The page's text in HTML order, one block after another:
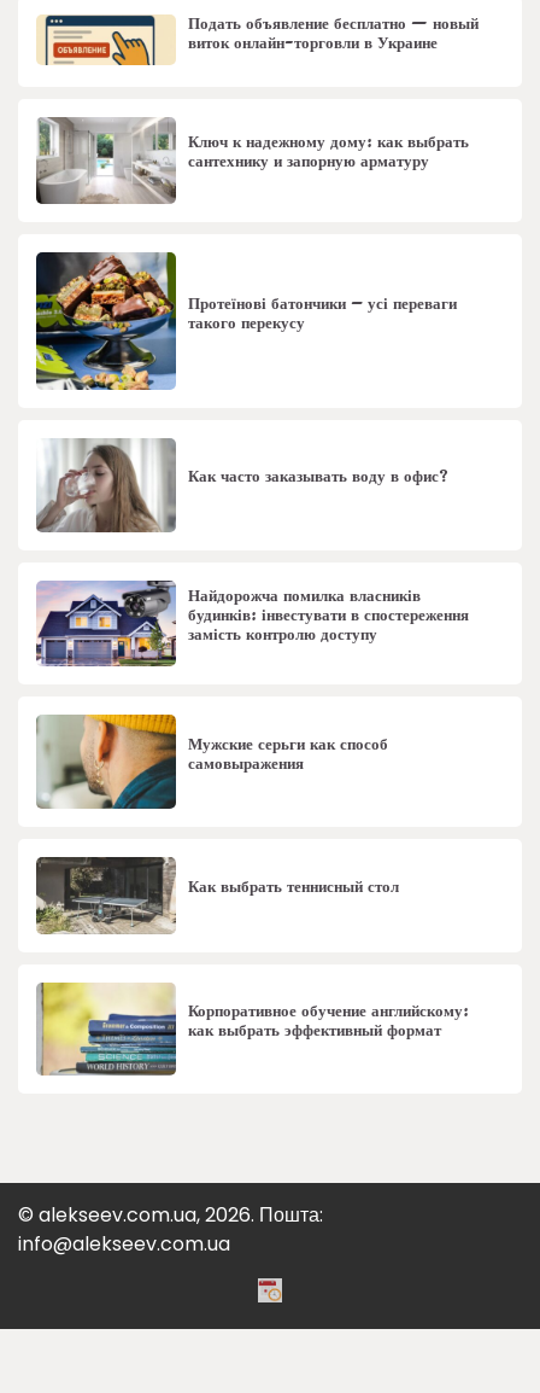
Подать объявление бесплатно — новый
виток онлайн-торговли в Украине
Ключ к надежному дому: как выбрать
сантехнику и запорную арматуру
Протеїнові батончики – усі переваги
такого перекусу
Как часто заказывать воду в офис?
Найдорожча помилка власників
будинків: інвестувати в спостереження
замість контролю доступу
Мужские серьги как способ
самовыражения
Как выбрать теннисный стол
Корпоративное обучение английскому:
как выбрать эффективный формат
© alekseev.com.ua, 2026. Пошта:
info@alekseev.com.ua